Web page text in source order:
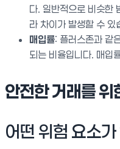
다. 일반적으로 비슷한
라 차이가 발생할 수 있
매입률: 플러스존과 같
되는 비율입니다. 매입
안전한 거래를 위
어떤 위험 요소